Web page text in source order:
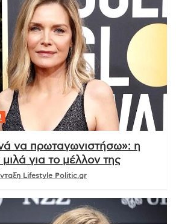
να πρωταγωνιστήσω»: η
για το μέλλον της
Lifestyle Politic.gr